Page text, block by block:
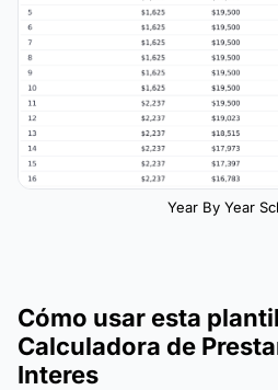
Year By Year
Cómo usar esta
Calculadora de
Interes